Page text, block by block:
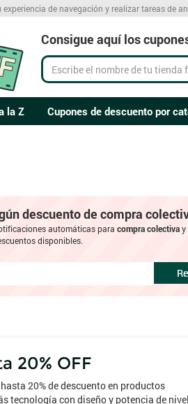
de navegación y realizar tareas de
Consigue aquí los
la Z Cupones de descuento por
descuento de compra
automáticas paracompra colectivay
disponibles.
20% OFF
20% de descuento en productos
tecnología con diseño y potencia de nivel